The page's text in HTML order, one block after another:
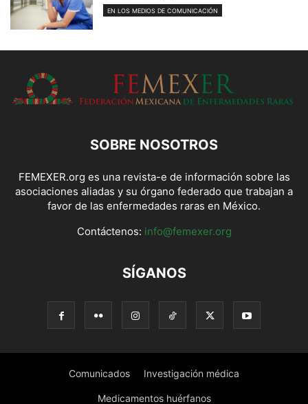
EN LOS MEDIOS DE COMUNICACIÓN
SOBRE NOSOTROS
FEMEXER.org es una revista-e de información sobre las
asociaciones aliadas y su órgano federado que trabajan a
favor de las enfermedades raras en México.
Contáctenos: info@femexer.org
SÍGANOS
Comunicados Investigación médica
Medicamentos huérfanos